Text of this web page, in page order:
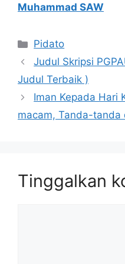
Muhammad SAW
Kategori
Pidato
Judul Skripsi
Judul Terbaik )
Iman Kepada Hari
macam, Tanda-tanda
Tinggalkan